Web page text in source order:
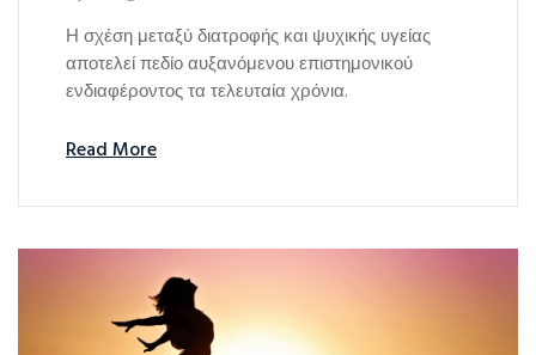
Η σχέση μεταξύ διατροφής και ψυχικής υγείας
αποτελεί πεδίο αυξανόμενου επιστημονικού
ενδιαφέροντος τα τελευταία χρόνια.
Read More